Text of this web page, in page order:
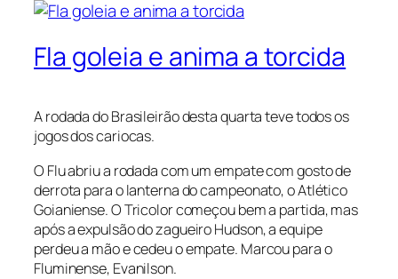
Fla goleia e anima a torcida
A rodada do Brasileirão desta quarta teve todos os
jogos dos cariocas.
O Flu abriu a rodada com um empate com gosto de
derrota para o lanterna do campeonato, o Atlético
Goianiense. O Tricolor começou bem a partida, mas
após a expulsão do zagueiro Hudson, a equipe
perdeu a mão e cedeu o empate. Marcou para o
Fluminense, Evanilson.